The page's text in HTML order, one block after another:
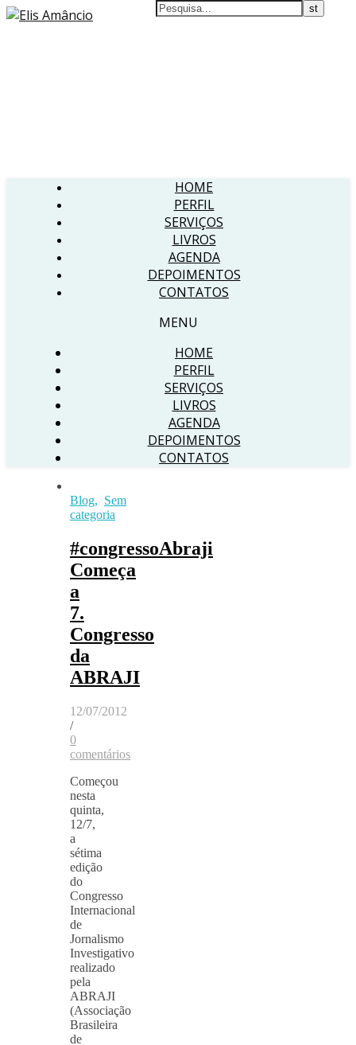
HOME
PERFIL
SERVIÇOS
LIVROS
AGENDA
DEPOIMENTOS
CONTATOS
MENU
HOME
PERFIL
SERVIÇOS
LIVROS
AGENDA
DEPOIMENTOS
CONTATOS
Blog, Sem
categoria
#congressoAbraji
Começa
a
7.
Congresso
da
ABRAJI
12/07/2012
/
0
comentários
Começou
nesta
quinta,
12/7,
a
sétima
edição
do
Congresso
Internacional
de
Jornalismo
Investigativo
realizado
pela
ABRAJI
(Associação
Brasileira
de